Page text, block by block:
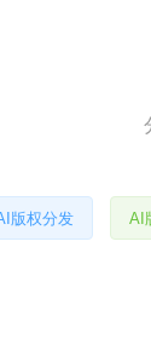
版权分发 AI